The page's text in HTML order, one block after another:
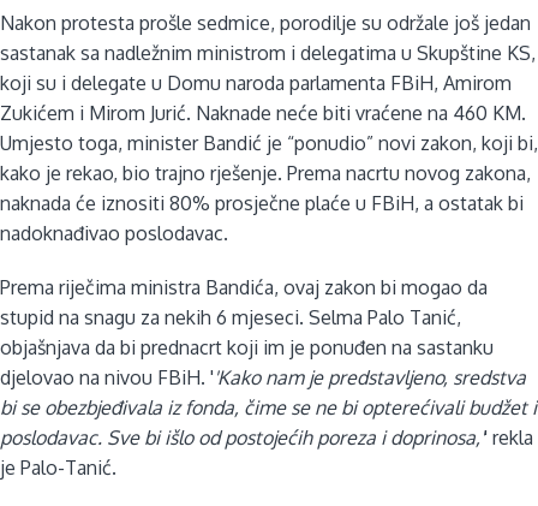
Nakon protesta prošle sedmice, porodilje su održale još jedan
sastanak sa nadležnim ministrom i delegatima u Skupštine KS,
koji su i delegate u Domu naroda parlamenta FBiH, Amirom
Zukićem i Mirom Jurić. Naknade neće biti vraćene na 460 KM.
Umjesto toga, minister Bandić je “ponudio” novi zakon, koji bi,
kako je rekao, bio trajno rješenje. Prema nacrtu novog zakona,
naknada će iznositi 80% prosječne plaće u FBiH, a ostatak bi
nadoknađivao poslodavac.
Prema riječima ministra Bandića, ovaj zakon bi mogao da
stupid na snagu za nekih 6 mjeseci. Selma Palo Tanić,
objašnjava da bi prednacrt koji im je ponuđen na sastanku
djelovao na nivou FBiH. ' 'Kako nam je predstavljeno, sredstva
bi se obezbjeđivala iz fonda, čime se ne bi opterećivali budžet i
poslodavac. Sve bi išlo od postojećih poreza i doprinosa,' ' rekla
je Palo-Tanić.